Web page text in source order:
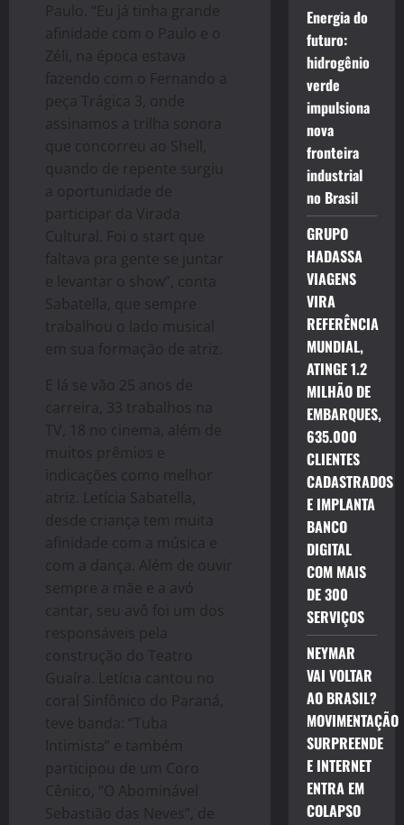
Paulo. “Eu já tinha grande
afinidade com o Paulo e o
Zéli, na época estava
fazendo com o Fernando a
peça Trágica 3, onde
assinamos a trilha sonora
que concorreu ao Shell,
quando de repente surgiu
a oportunidade de
participar da Virada
Cultural. Foi o start que
faltava pra gente se juntar
e levantar o show”, conta
Sabatella, que sempre
trabalhou o lado musical
em sua formação de atriz.
E lá se vão 25 anos de
carreira, 33 trabalhos na
TV, 18 no cinema, além de
muitos prêmios e
indicações como melhor
atriz. Letícia Sabatella,
desde criança tem muita
afinidade com a música e
com a dança. Além de ouvir
sempre a mãe e a avó
cantar, seu avô foi um dos
responsáveis pela
construção do Teatro
Guaíra. Letícia cantou no
coral Sinfônico do Paraná,
teve banda: “Tuba
Intimista” e também
participou de um Coro
Cênico, “O Abominável
Sebastião das Neves”, de
Energia do
futuro:
hidrogênio
verde
impulsiona
nova
fronteira
industrial
no Brasil
GRUPO
HADASSA
VIAGENS
VIRA
REFERÊNCIA
MUNDIAL,
ATINGE 1.2
MILHÃO DE
EMBARQUES,
635.000
CLIENTES
CADASTRADOS
E IMPLANTA
BANCO
DIGITAL
COM MAIS
DE 300
SERVIÇOS
NEYMAR
VAI VOLTAR
AO BRASIL?
MOVIMENTAÇÃO
SURPREENDE
E INTERNET
ENTRA EM
COLAPSO